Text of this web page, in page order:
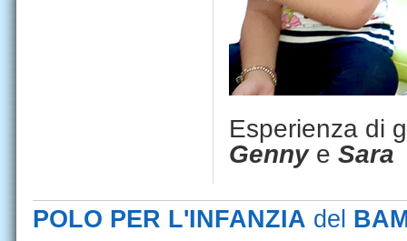
Esperienza di
Gennye Sara
POLO PER L'INFANZIA del